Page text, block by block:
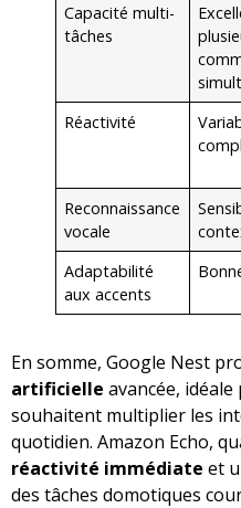
Capacité multi-
tâches
Réactivité
Reconnaissance
vocale
Adaptabilité
aux accents
En somme, Google Nest
artificielle avancée,
souhaitent multiplier les
quotidien. Amazon Echo,
réactivité immédiate et
des tâches domotiques